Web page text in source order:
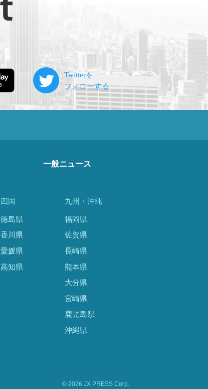
一般ニュース
四国
徳島県
香川県
愛媛県
高知県
九州・沖縄
福岡県
佐賀県
長崎県
熊本県
大分県
宮崎県
鹿児島県
沖縄県
© 2026 JX PRESS Corp.